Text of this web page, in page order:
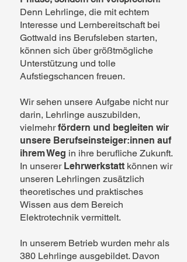
Denn Lehrlinge, die mit echtem
Interesse und Lernbereitschaft bei
Gottwald ins Berufsleben starten,
können sich über größtmögliche
Unterstützung und tolle
Aufstiegschancen freuen.
Wir sehen unsere Aufgabe nicht nur
darin, Lehrlinge auszubilden,
vielmehrfördern und begleiten wir
unsere Berufseinsteiger:innen auf
ihrem Weg in ihre berufliche Zukunft.
In unserer Lehrwerkstatt können wir
unseren Lehrlingen zusätzlich
theoretisches und praktisches
Wissen aus dem Bereich
Elektrotechnik vermittelt.
In unserem Betrieb wurden mehr als
380 Lehrlinge ausgebildet. Davon